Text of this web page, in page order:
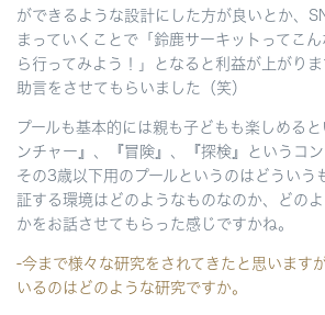
ができるような設計にした方が良いとか、
まっていくことで「鈴鹿サーキットってこ
ら行ってみよう！」となると利益が上がり
助言をさせてもらいました（笑）
プールも基本的には親も子どもも楽しめる
ンチャー』、『冒険』、『探検』というコ
その3歳以下用のプールというのはどういう
証する環境はどのようなものなのか、どの
かをお話させてもらった感じですかね。
-今まで様々な研究をされてきたと思います
いるのはどのような研究ですか。